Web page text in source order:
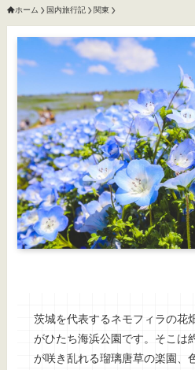
ホーム 国内旅行記 関東
茨城を代表するネモフィラの花
がひたち海浜公園です。そこは
が咲き乱れる瑠璃唐草の楽園、